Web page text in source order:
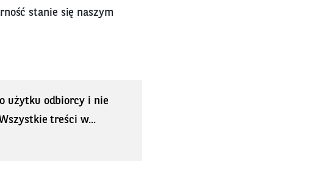
stanie się naszym
użytku odbiorcy i nie
treści w...